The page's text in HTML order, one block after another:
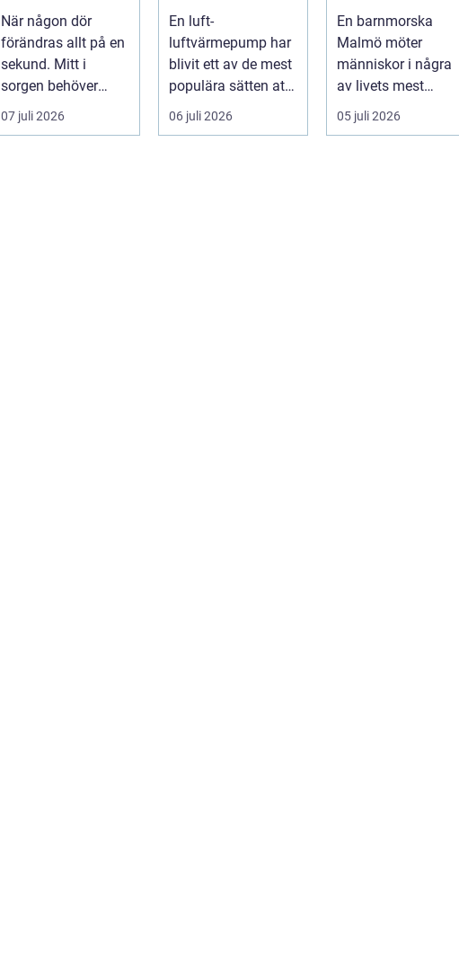
när någon gått
bort
När någon dör
förändras allt på en
sekund. Mitt i
sorgen behöver
praktiska frågor få
svar: var ska b...
07 juli 2026
värme för
kustklimat
En luft-
luftvärmepump har
blivit ett av de mest
populära sätten att
sänka
uppvärmningskostn
06 juli 2026
hjälpa till med
genom livets
olika faser
En barnmorska
Malmö möter
människor i några
av livets mest
avgörande skeden:
när en graviditet
05 juli 2026